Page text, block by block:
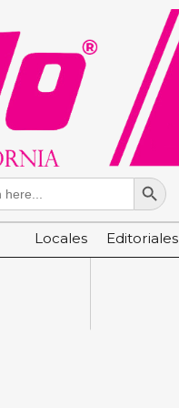
Search Button
Locales Editoriales